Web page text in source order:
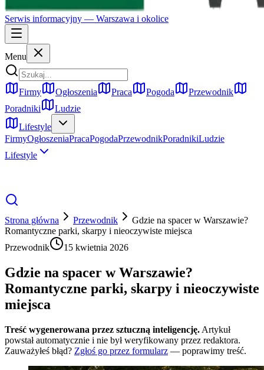
Serwis informacyjny — Warszawa i okolice
Menu
Firmy Ogłoszenia Praca Pogoda
Przewodnik
Poradniki
Ludzie
Lifestyle
FirmyOgłoszeniaPracaPogodaPrzewodnikPoradnikiLudzie
Lifestyle
Strona główna Przewodnik
Gdzie na spacer w Warszawie?
Romantyczne parki, skarpy i nieoczywiste miejsca
Przewodnik
15 kwietnia 2026
Gdzie na spacer w Warszawie?
Romantyczne parki, skarpy i nieoczywiste
miejsca
Treść wygenerowana przez sztuczną inteligencję. Artykuł
powstał automatycznie i nie był weryfikowany przez redaktora.
Zauważyłeś błąd? Zgłoś go przez formularz — poprawimy treść.